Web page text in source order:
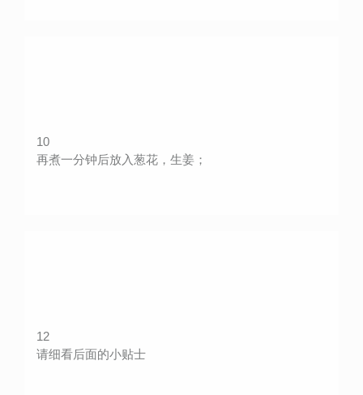
10
再煮一分钟后放入葱花，生姜；
12
请细看后面的小贴士